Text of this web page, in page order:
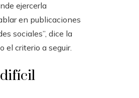
ejercerla
en publicaciones
sociales”, dice la
el criterio a seguir.